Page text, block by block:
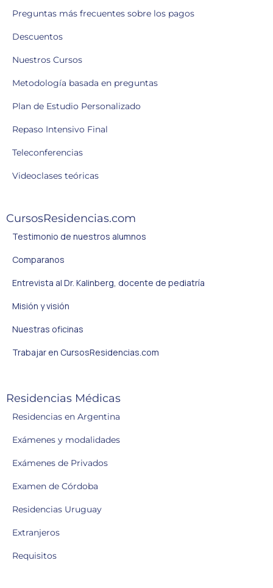
Preguntas más frecuentes sobre los pagos
Descuentos
Nuestros Cursos
Metodología basada en preguntas
Plan de Estudio Personalizado
Repaso Intensivo Final
Teleconferencias
Videoclases teóricas
CursosResidencias.com
Testimonio de nuestros alumnos
Comparanos
Entrevista al Dr. Kalinberg, docente de pediatría
Misión y visión
Nuestras oficinas
Trabajar en CursosResidencias.com
Residencias Médicas
Residencias en Argentina
Exámenes y modalidades
Exámenes de Privados
Examen de Córdoba
Residencias Uruguay
Extranjeros
Requisitos